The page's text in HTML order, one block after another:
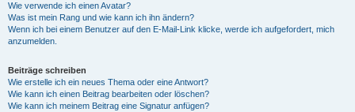
Wie verwende ich einen Avatar?
Was ist mein Rang und wie kann ich ihn ändern?
Wenn ich bei einem Benutzer auf den E-Mail-Link klicke, werde ich aufgefordert, mich
anzumelden.
Beiträge schreiben
Wie erstelle ich ein neues Thema oder eine Antwort?
Wie kann ich einen Beitrag bearbeiten oder löschen?
Wie kann ich meinem Beitrag eine Signatur anfügen?